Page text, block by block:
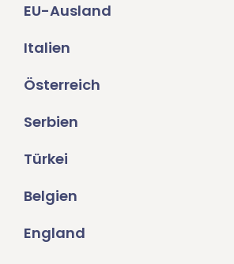
EU-Ausland
Italien
Österreich
Serbien
Türkei
Belgien
England